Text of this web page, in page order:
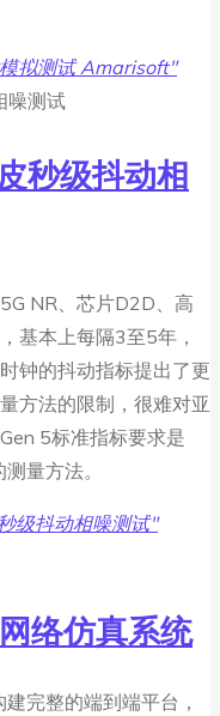
拟测试 Amarisoft"
秒级抖动相
NR、芯片D2D、高
基本上每隔3至5年，
钟的抖动指标提出了更
方法的限制，很难对亚
5标准指标要求是
量方法。
级抖动相噪测试"
络仿真系统
完整的端到端平台，